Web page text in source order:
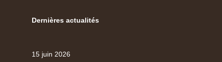
Dernières actualités
15 juin 2026